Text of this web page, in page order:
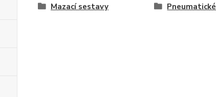
Mazací sestavy Pneumatické